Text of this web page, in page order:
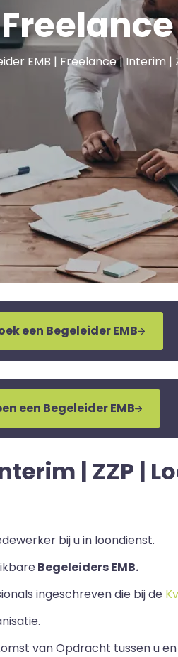
EMB | Freelance | Interim |
een Begeleider EMB
een Begeleider EMB
| ZZP |
bij u in loondienst.
Begeleiders EMB.
ingeschreven die bij de
van Opdracht tussen u